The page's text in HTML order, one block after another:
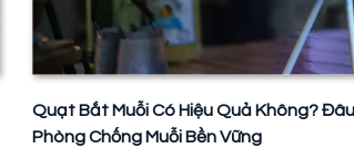
Quạt Bắt Muỗi Có Hiệu Quả Không?
Phòng Chống Muỗi Bền Vững